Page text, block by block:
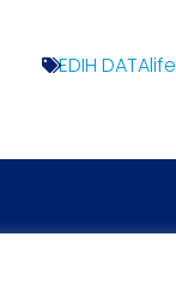
EDIH DATAlife